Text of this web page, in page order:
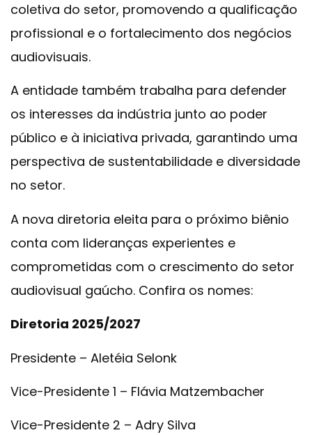
coletiva do setor, promovendo a qualificação
profissional e o fortalecimento dos negócios
audiovisuais.
A entidade também trabalha para defender
os interesses da indústria junto ao poder
público e à iniciativa privada, garantindo uma
perspectiva de sustentabilidade e diversidade
no setor.
A nova diretoria eleita para o próximo biênio
conta com lideranças experientes e
comprometidas com o crescimento do setor
audiovisual gaúcho. Confira os nomes:
Diretoria 2025/2027
Presidente – Aletéia Selonk
Vice-Presidente 1 – Flávia Matzembacher
Vice-Presidente 2 – Adry Silva